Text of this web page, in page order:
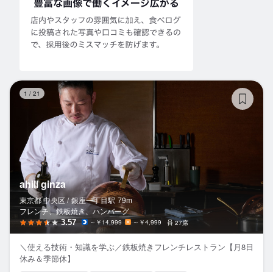
1 / 21
ahill ginza
東京都 中央区 / 銀座一丁目駅 79m
フレンチ、鉄板焼き、ハンバーグ
3.57 ～￥14,999 ～￥4,999 27席
＼使える技術・知識を学ぶ／鉄板焼きフレンチレストラン【月8日
休み＆季節休】